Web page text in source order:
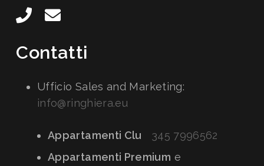
Contatti
Ufficio Sales and Marketing:
info@ringhiera.eu
Appartamenti Clu
345 7996562
Appartamenti Premium e